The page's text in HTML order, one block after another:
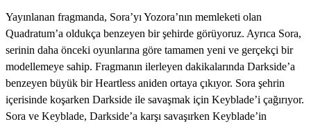
Yayınlanan fragmanda, Sora’yı Yozora’nın memleketi olan
Quadratum’a oldukça benzeyen bir şehirde görüyoruz. Ayrıca Sora,
serinin daha önceki oyunlarına göre tamamen yeni ve gerçekçi bir
modellemeye sahip. Fragmanın ilerleyen dakikalarında Darkside’a
benzeyen büyük bir Heartless aniden ortaya çıkıyor. Sora şehrin
içerisinde koşarken Darkside ile savaşmak için Keyblade’i çağırıyor.
Sora ve Keyblade, Darkside’a karşı savaşırken Keyblade’in